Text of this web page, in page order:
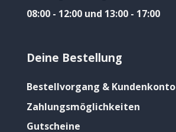
08:00 - 12:00 und 13:00 - 17:00
Deine Bestellung
Bestellvorgang & Kundenkonto
Zahlungsmöglichkeiten
Gutscheine